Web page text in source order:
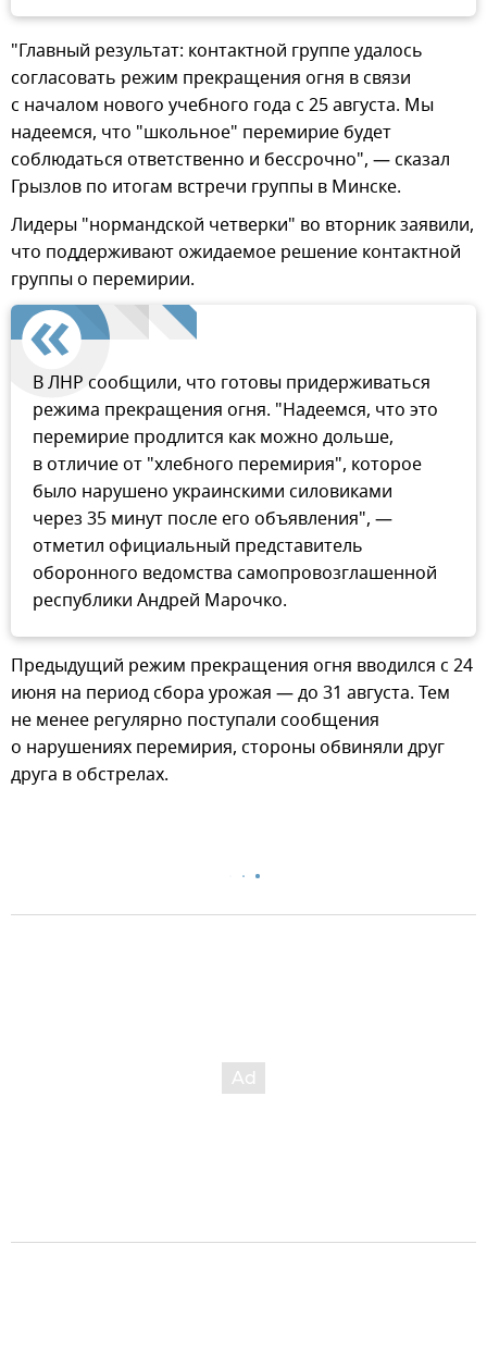
"Главный результат: контактной группе удалось
согласовать режим прекращения огня в связи
с началом нового учебного года с 25 августа. Мы
надеемся, что "школьное" перемирие будет
соблюдаться ответственно и бессрочно", — сказал
Грызлов по итогам встречи группы в Минске.
Лидеры "нормандской четверки" во вторник заявили,
что поддерживают ожидаемое решение контактной
группы о перемирии.
В ЛНР сообщили, что готовы придерживаться
режима прекращения огня. "Надеемся, что это
перемирие продлится как можно дольше,
в отличие от "хлебного перемирия", которое
было нарушено украинскими силовиками
через 35 минут после его объявления", —
отметил официальный представитель
оборонного ведомства самопровозглашенной
республики Андрей Марочко.
Предыдущий режим прекращения огня вводился с 24
июня на период сбора урожая — до 31 августа. Тем
не менее регулярно поступали сообщения
о нарушениях перемирия, стороны обвиняли друг
друга в обстрелах.